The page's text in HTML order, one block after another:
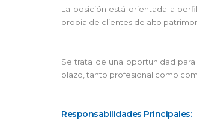
La posición está orientada a
propia de clientes de alto
Se trata de una oportunidad
plazo, tanto profesional como
Responsabilidades Principales: